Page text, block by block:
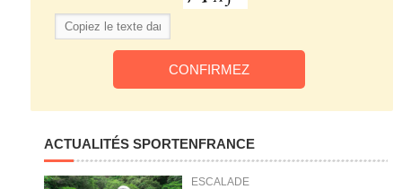
ACTUALITÉS SPORTENFRANCE
ESCALADE